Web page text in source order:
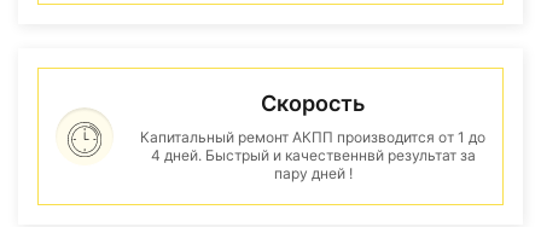
Скорость
Капитальный ремонт АКПП производится от 1 до
4 дней. Быстрый и качественнвй результат за
пару дней !